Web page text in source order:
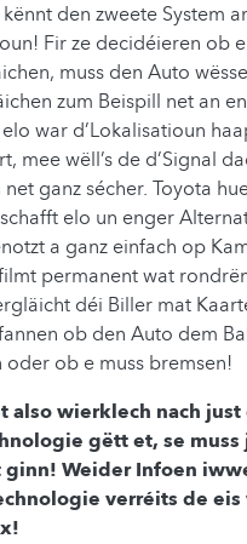
den zweete System
Fir ze decidéieren ob
muss den Auto
zum Beispill net an
war d’Lokalisatioun
mee wëll’s de d’Signal
net ganz sécher. Toyota
elo un enger
a ganz einfach op
permanent wat
déi Biller mat
ob den Auto dem
oder ob e muss bremsen!
also wierklech nach
gëtt et, se muss
Weider Infoen
verréits de eis
!